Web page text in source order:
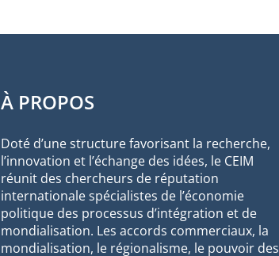
À PROPOS
Doté d’une structure favorisant la recherche,
l’innovation et l’échange des idées, le CEIM
réunit des chercheurs de réputation
internationale spécialistes de l’économie
politique des processus d’intégration et de
mondialisation. Les accords commerciaux, la
mondialisation, le régionalisme, le pouvoir des